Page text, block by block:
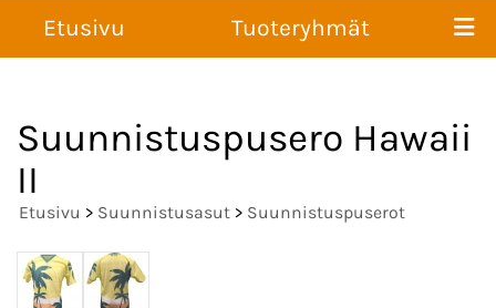
Etusivu Tuoteryhmät
Suunnistuspusero Hawaii
II
Etusivu > Suunnistusasut > Suunnistuspuserot